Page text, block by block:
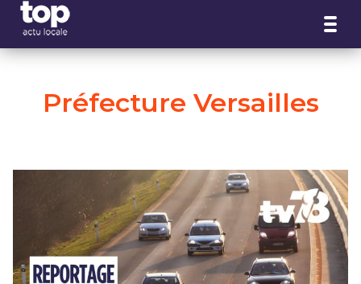
Préfecture Versailles
Panneau de gestion des cookies